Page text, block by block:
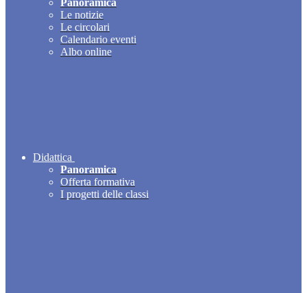
Panoramica
Le notizie
Le circolari
Calendario eventi
Albo online
Didattica
Panoramica
Offerta formativa
I progetti delle classi